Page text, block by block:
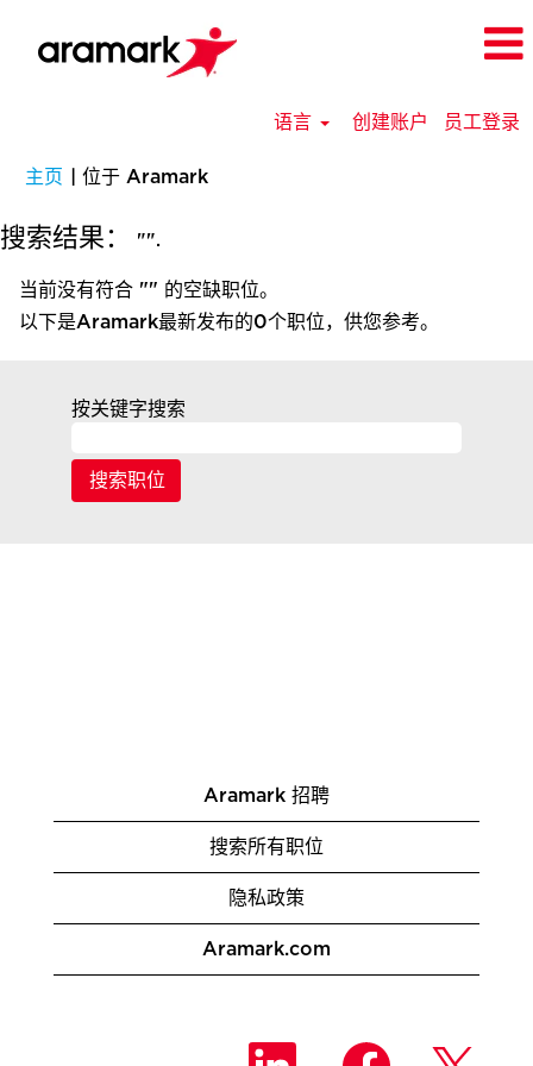
语言 创建账户 员工登录
主页 位于 Aramark（当
搜索结果： "".
当前没有符合 "" 的空缺职位。
以下是Aramark最新发布的0个职位，供您参考。
按关键字搜索
Aramark 招聘
搜索所有职位
隐私政策
Aramark.com
在
在
在